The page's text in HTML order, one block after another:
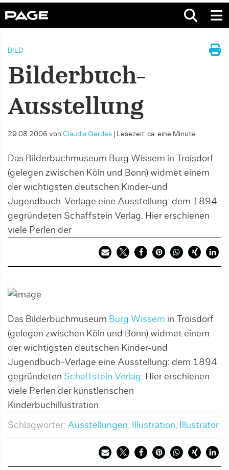
BILD
Bilderbuch-
Ausstellung
29.08.2006 von Claudia Gerdes Lesezeit: ca. eine Minute
Das Bilderbuchmuseum Burg Wissem in Troisdorf
(gelegen zwischen Köln und Bonn) widmet einem
der wichtigsten deutschen Kinder-und
Jugendbuch-Verlage eine Ausstellung: dem 1894
gegründeten Schaffstein Verlag. Hier erschienen
viele Perlen der
Das Bilderbuchmuseum Burg Wissem in Troisdorf
(gelegen zwischen Köln und Bonn) widmet einem
der wichtigsten deutschen Kinder-und
Jugendbuch-Verlage eine Ausstellung: dem 1894
gegründeten Schaffstein Verlag . Hier erschienen
viele Perlen der künstlerischen
Kinderbuchillustration.
Schlagwörter: Ausstellungen Illustration Illustrator